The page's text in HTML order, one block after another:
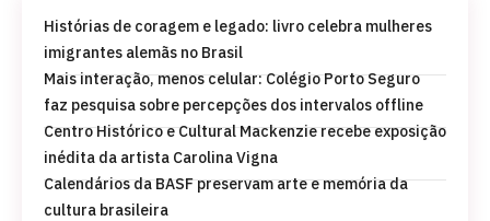
Histórias de coragem e legado: livro celebra mulheres
imigrantes alemãs no Brasil
Mais interação, menos celular: Colégio Porto Seguro
faz pesquisa sobre percepções dos intervalos offline
Centro Histórico e Cultural Mackenzie recebe exposição
inédita da artista Carolina Vigna
Calendários da BASF preservam arte e memória da
cultura brasileira